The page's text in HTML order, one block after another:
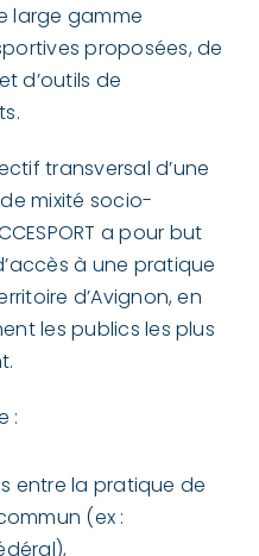
large gamme
proposées, de
d’outils de
transversal d’une
mixité socio-
a pour but
à une pratique
d’Avignon, en
les publics les plus
:
entre la pratique de
(ex :